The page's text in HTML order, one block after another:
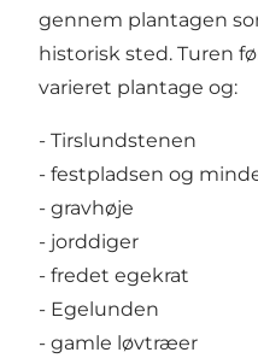
gennem plantagen
historisk sted. Turen
varieret plantage og:
- Tirslundstenen
- festpladsen og
- gravhøje
- jorddiger
- fredet egekrat
- Egelunden
- gamle løvtræer